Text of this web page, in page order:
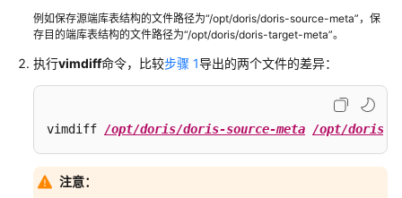
例如保存源端库表结构的文件路径为“/opt/doris/doris-source-meta”，保
存目的端库表结构的文件路径为“/opt/doris/doris-target-meta”。
执行vimdiff命令，比较步骤 1导出的两个文件的差异：
vimdiff /opt/doris/doris-source-meta /opt/doris/
注意：